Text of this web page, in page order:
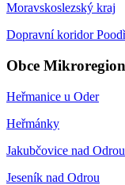
Moravskoslezský kraj
Dopravní koridor
Obce
Heřmanice u Oder
Heřmánky
Jakubčovice nad Odrou
Jeseník nad Odrou